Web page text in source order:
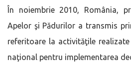
În noiembrie 2010, România,
Apelor şi Pădurilor a transmis
referitoare la activităţile
naţional pentru implementarea